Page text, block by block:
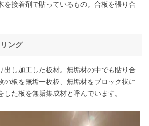
を接着剤で貼っているもの。合板を張り合
ング
出し加工した板材。無垢材の中でも貼り合
の板を無垢一枚板、無垢材をブロック状に
した板を無垢集成材と呼んでいます。